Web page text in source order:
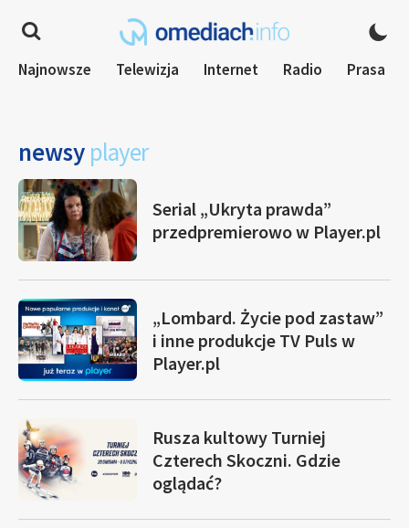
Najnowsze Telewizja Internet Radio Prasa
newsy player
Serial „Ukryta prawda”
przedpremierowo w Player.pl
„Lombard. Życie pod zastaw”
i inne produkcje TV Puls w
Player.pl
Rusza kultowy Turniej
Czterech Skoczni. Gdzie
oglądać?